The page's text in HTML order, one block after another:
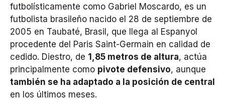
futbolísticamente como Gabriel Moscardo, es un
futbolista brasileño nacido el 28 de septiembre de
2005 en Taubaté, Brasil, que llega al Espanyol
procedente del Paris Saint-Germain en calidad de
cedido. Diestro, de 1,85 metros de altura, actúa
principalmente como pivote defensivo, aunque
también se ha adaptado a la posición de central
en los últimos meses.